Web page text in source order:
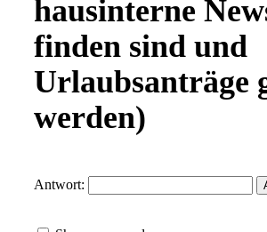
hausinterne
finden sind und
Urlaubsanträge
werden)
Antwort: